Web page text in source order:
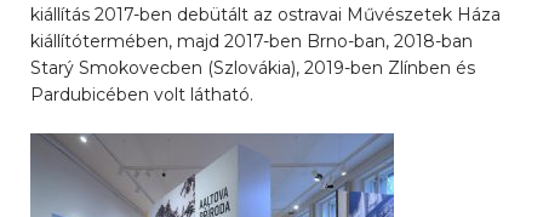
kiállítás 2017-ben debütált az ostravai Művészetek Háza
kiállítótermében, majd 2017-ben Brno-ban, 2018-ban
Starý Smokovecben (Szlovákia), 2019-ben Zlínben és
Pardubicében volt látható.